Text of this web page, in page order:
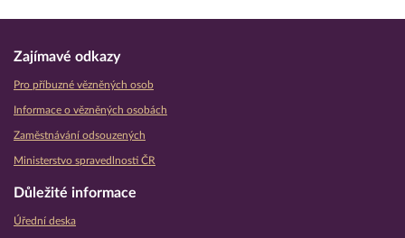
Zajímavé odkazy
Pro příbuzné vězněných osob
Informace o vězněných osobách
Zaměstnávání odsouzených
Ministerstvo spravedlnosti ČR
Důležité informace
Úřední deska